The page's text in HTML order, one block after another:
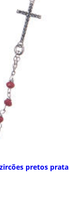
pretos prata